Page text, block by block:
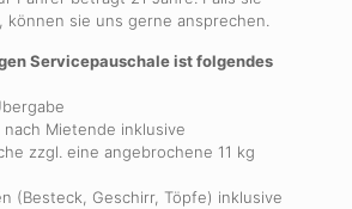
sie uns gerne ansprechen.
Servicepauschale ist folgendes
Mietende inklusive
zzgl. eine angebrochene 11 kg
(Besteck, Geschirr, Töpfe) inklusive